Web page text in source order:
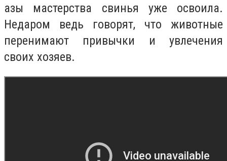
азы мастерства свинья уже освоила.
Недаром ведь говорят, что животные
перенимают привычки и увлечения
своих хозяев.